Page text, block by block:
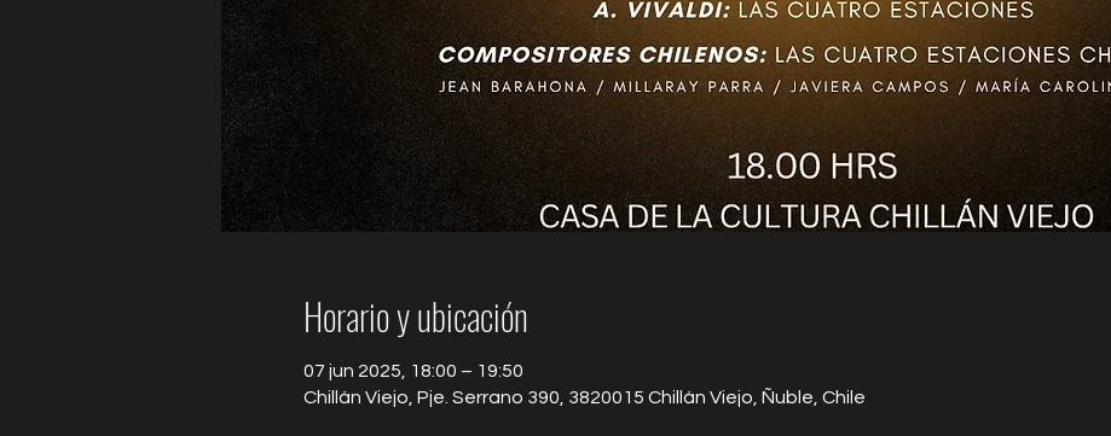
Horario y ubicación
07 jun 2025, 18:00 – 19:50
Chillán Viejo, Pje. Serrano 390, 3820015 Chillán Viejo, Ñuble, Chile